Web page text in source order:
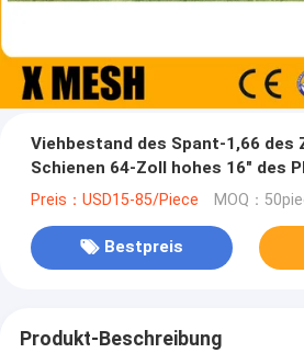
Viehbestand des Spant-1,66 des
Schienen 64-Zoll hohes 16" des
Länge einzäunt
Preis：USD15-85/Piece MOQ：
Bestpreis
Produkt-Beschreibung